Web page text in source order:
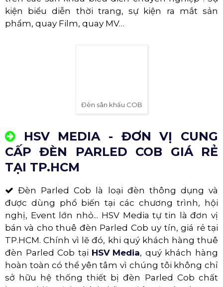
kiện biểu diễn thời trang, sự kiện ra mắt sản
phẩm, quay Film, quay MV…
Đèn sân khấu COB